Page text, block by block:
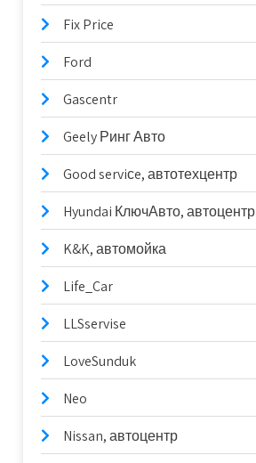
Fix Price
Ford
Gascentr
Geely Ринг Авто
Good serviсe, автотехцентр
Hyundai КлючАвто, автоцентр
K&K, автомойка
Life_Car
LLSservise
LoveSunduk
Neo
Nissan, автоцентр